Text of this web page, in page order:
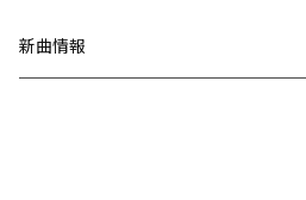
新曲情報